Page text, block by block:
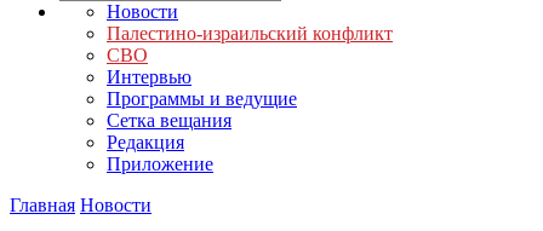
Новости
Палестино-израильский конфликт
СВО
Интервью
Программы и ведущие
Сетка вещания
Редакция
Приложение
Главная Новости